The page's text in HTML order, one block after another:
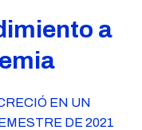
a
EN UN
DE 2021